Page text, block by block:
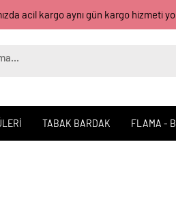
acil kargo aynı gün kargo
TABAK BARDAK FLAMA -